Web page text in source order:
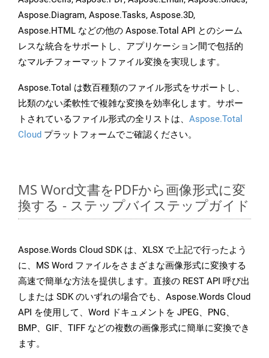
Aspose.Diagram, Aspose.Tasks, Aspose.3D,
Aspose.HTML などの他の Aspose.Total API とのシーム
レスな統合をサポートし、アプリケーション間で包括的
なマルチフォーマットファイル変換を実現します。
Aspose.Total は数百種類のファイル形式をサポートし、
比類のない柔軟性で複雑な変換を効率化します。サポー
トされているファイル形式の全リストは、 Aspose.Total
Cloud プラットフォームでご確認ください。
MS Word文書をPDFから画像形式に変
換する - ステップバイステップガイド
Aspose.Words Cloud SDK は、XLSX で上記で行ったよう
に、MS Word ファイルをさまざまな画像形式に変換する
高速で簡単な方法を提供します。直接の REST API 呼び出
しまたは SDK のいずれの場合でも、Aspose.Words Cloud
API を使用して、Word ドキュメントを JPEG、PNG、
BMP、GIF、TIFF などの複数の画像形式に簡単に変換でき
ます。